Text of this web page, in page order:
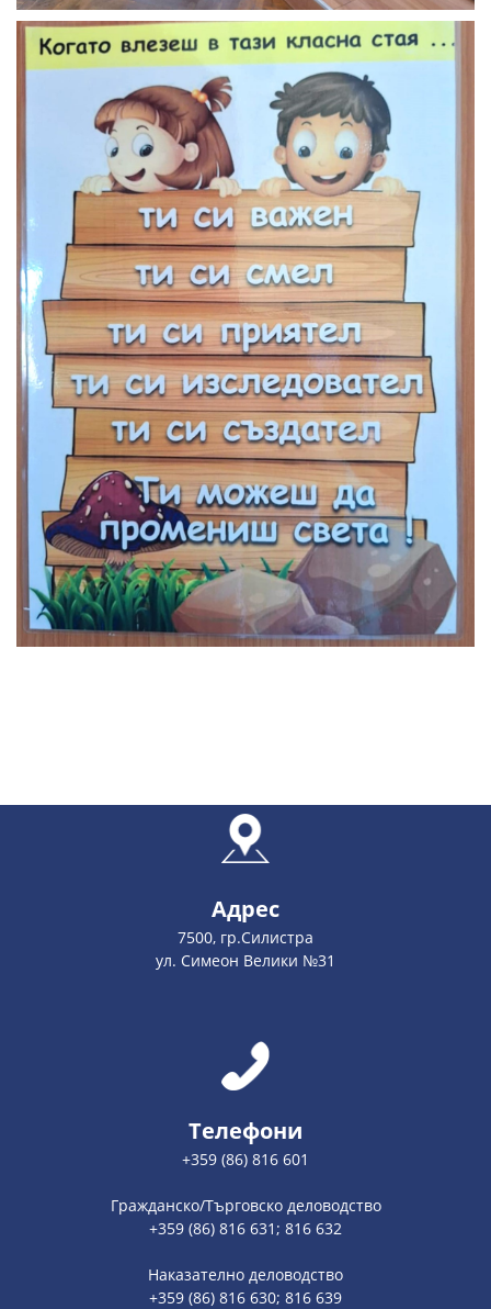
Адрес
7500, гр.Силистра
ул. Симеон Велики №31
Телефони
+359 (86) 816 601
Гражданско/Търговско деловодство
+359 (86) 816 631; 816 632
Наказателно деловодство
+359 (86) 816 630; 816 639